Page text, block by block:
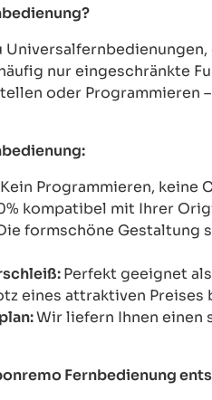
nur eingeschränkte
oder Programmieren
Kein Programmieren, keine
kompatibel mit Ihrer
formschöne Gestaltung
Perfekt geeignet
eines attraktiven
Wir liefern Ihnen einen
Fernbedienung